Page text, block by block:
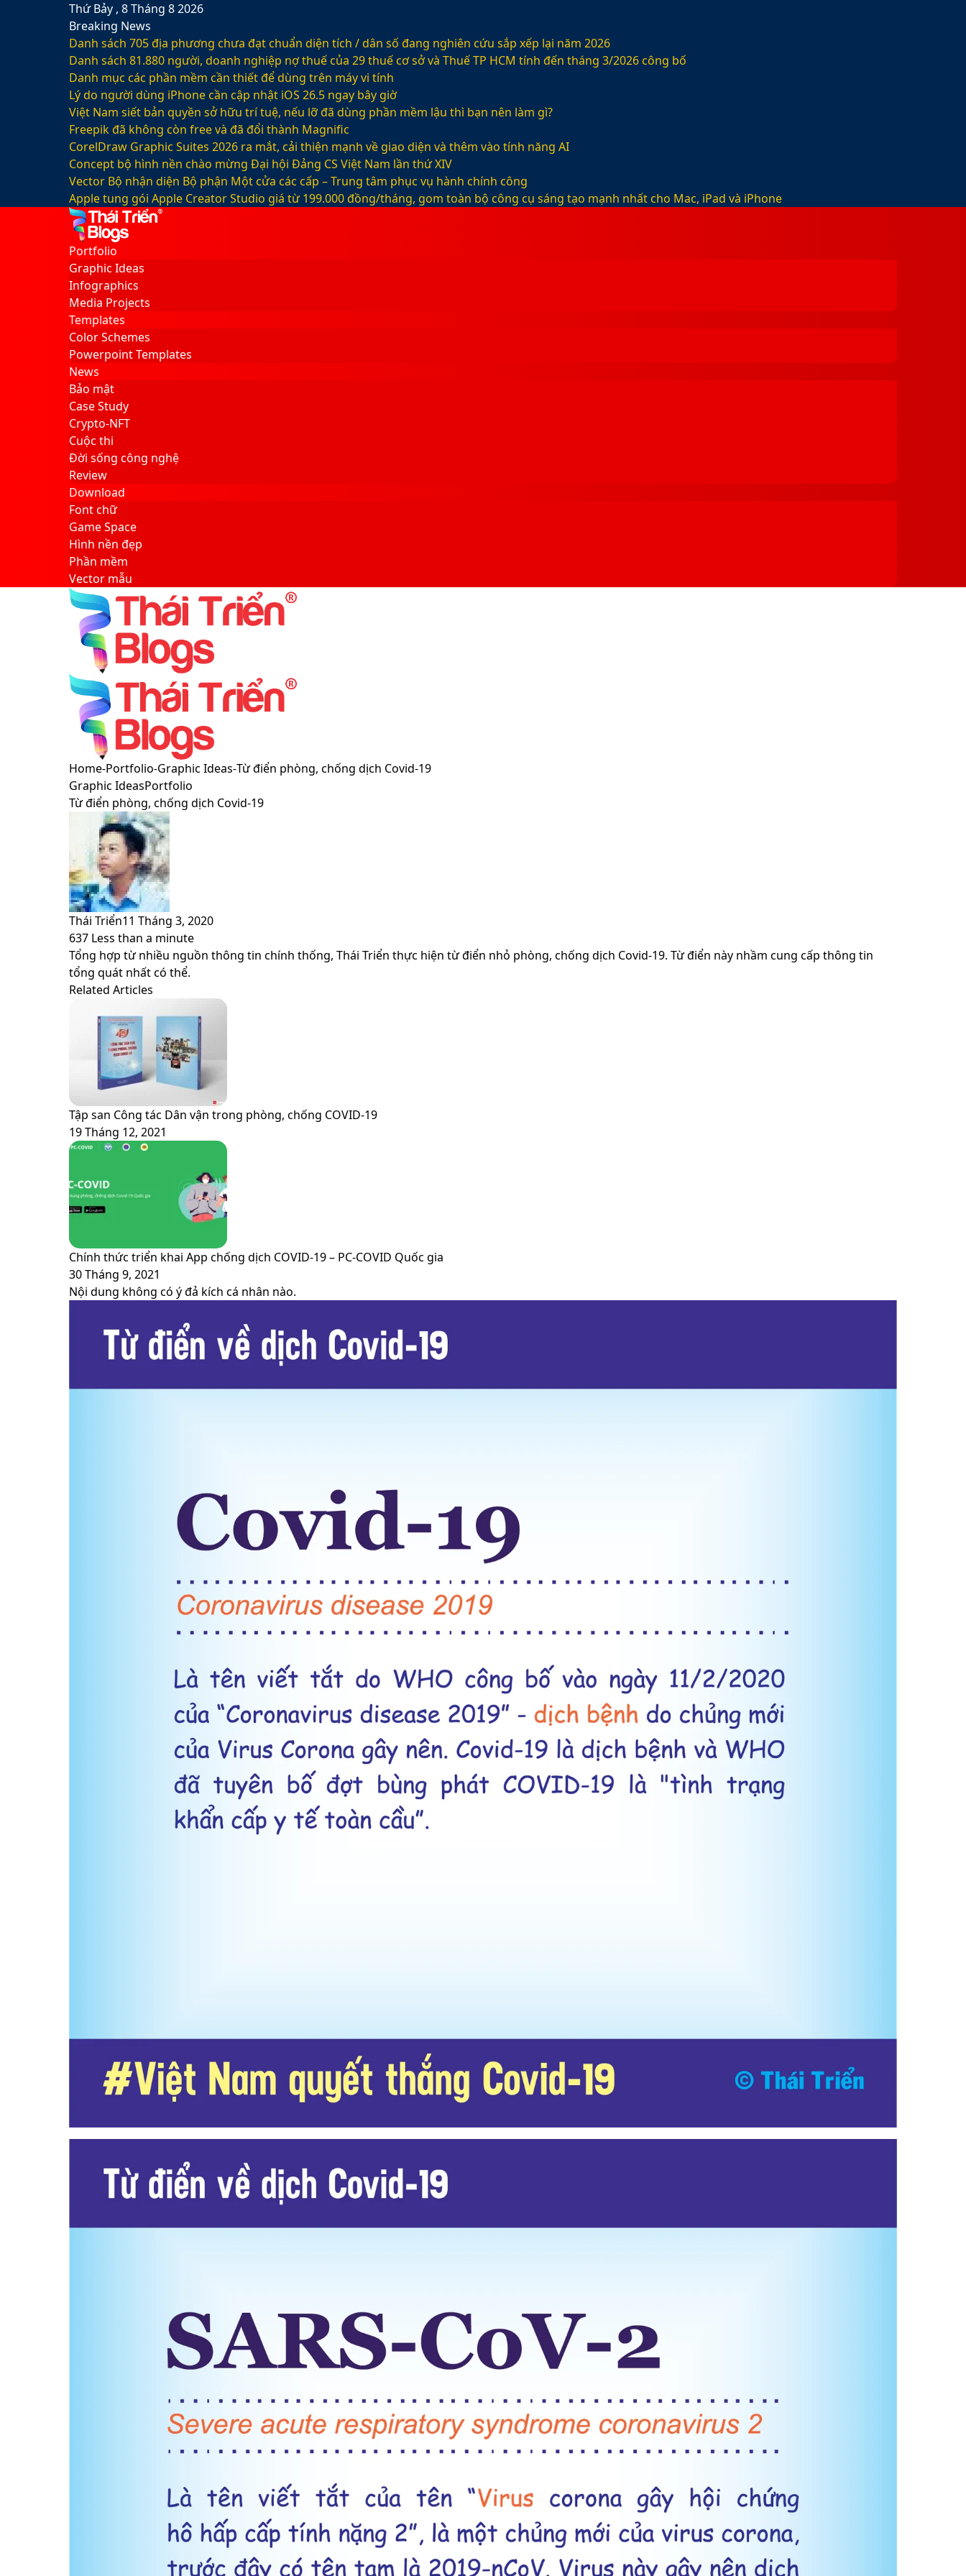
Thứ Bảy , 8 Tháng 8 2026
Breaking News
Danh sách 705 địa phương chưa đạt chuẩn diện tích / dân số đang nghiên cứu sắp xếp lại năm 2026
Danh sách 81.880‬ người, doanh nghiệp nợ thuế của 29 thuế cơ sở và Thuế TP HCM tính đến tháng 3/2026 công bố
Danh mục các phần mềm cần thiết để dùng trên máy vi tính
Lý do người dùng iPhone cần cập nhật iOS 26.5 ngay bây giờ
Việt Nam siết bản quyền sở hữu trí tuệ, nếu lỡ đã dùng phần mềm lậu thì bạn nên làm gì?
Freepik đã không còn free và đã đổi thành Magnific
CorelDraw Graphic Suites 2026 ra mắt, cải thiện mạnh về giao diện và thêm vào tính năng AI
Concept bộ hình nền chào mừng Đại hội Đảng CS Việt Nam lần thứ XIV
Vector Bộ nhận diện Bộ phận Một cửa các cấp – Trung tâm phục vụ hành chính công
Apple tung gói Apple Creator Studio giá từ 199.000 đồng/tháng, gom toàn bộ công cụ sáng tạo mạnh nhất cho Mac, iPad và iPhone
Facebook
X
LinkedIn
YouTube
Google
Play
Sidebar
Switch
skin
Portfolio
Graphic Ideas
Infographics
Media Projects
Templates
Color Schemes
Powerpoint Templates
News
Bảo mật
Case Study
Crypto-NFT
Cuộc thi
Đời sống công nghệ
Review
Download
Font chữ
Game Space
Hình nền đẹp
Phần mềm
Vector mẫu
Sidebar
Search
for
Menu
Switch
skin
Home-Portfolio-Graphic Ideas-Từ điển phòng, chống dịch Covid-19
Graphic IdeasPortfolio
Từ điển phòng, chống dịch Covid-19
Thái Triển11 Tháng 3, 2020
637 Less than a minute
Facebook
X
LinkedIn
Pinterest
Messenger
Messenger
WhatsApp
Telegram
Viber
Share
via
Email
Print
Tổng hợp từ nhiều nguồn thông tin chính thống, Thái Triển thực hiện từ điển nhỏ phòng, chống dịch Covid-19. Từ điển này nhầm cung cấp thông tin
tổng quát nhất có thể.
Related Articles
Tập san Công tác Dân vận trong phòng, chống COVID-19
19 Tháng 12, 2021
Chính thức triển khai App chống dịch COVID-19 – PC-COVID Quốc gia
30 Tháng 9, 2021
Nội dung không có ý đả kích cá nhân nào.